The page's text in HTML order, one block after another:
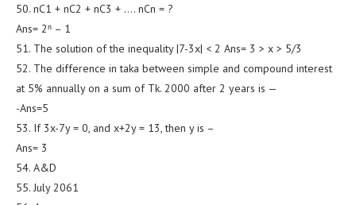
50. nC1 + nC2 + nC3 + …. nCn = ?
Ans= 2ⁿ – 1
51. The solution of the inequality |7-3x| < 2 Ans= 3 > x > 5/3
52. The difference in taka between simple and compound interest
at 5% annually on a sum of Tk. 2000 after 2 years is —
-Ans=5
53. If 3x-7y = 0, and x+2y = 13, then y is –
Ans= 3
54. A&D
55. July 2061